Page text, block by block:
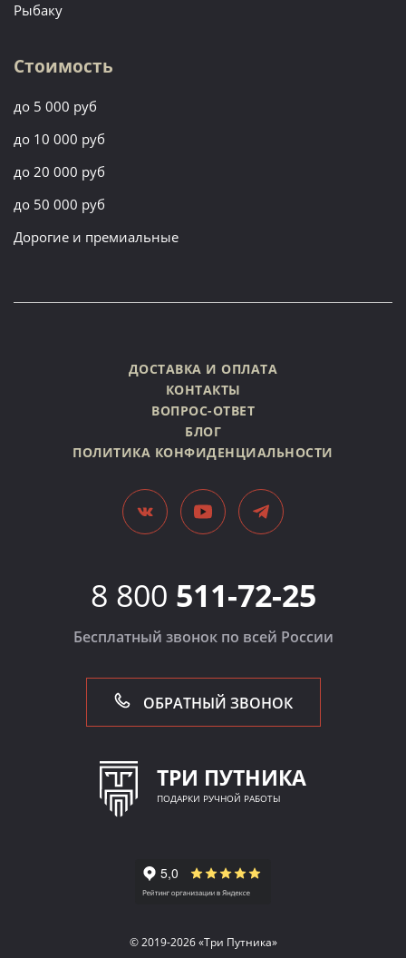
Рыбаку
Стоимость
до 5 000 руб
до 10 000 руб
до 20 000 руб
до 50 000 руб
Дорогие и премиальные
ДОСТАВКА И ОПЛАТА
КОНТАКТЫ
ВОПРОС-ОТВЕТ
БЛОГ
ПОЛИТИКА КОНФИДЕНЦИАЛЬНОСТИ
8 800 511-72-25
Бесплатный звонок по всей России
ОБРАТНЫЙ ЗВОНОК
ТРИ ПУТНИКА
ПОДАРКИ РУЧНОЙ РАБОТЫ
© 2019-2026 «Три Путника»